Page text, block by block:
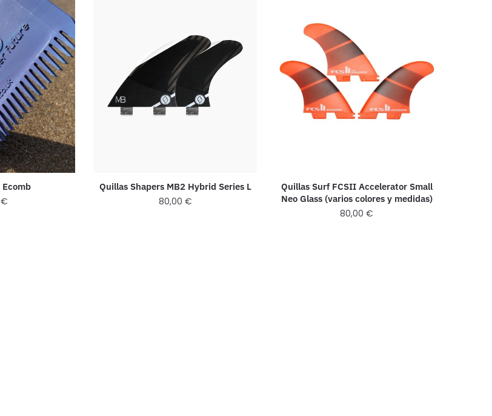
Ecomb
€
Quillas Shapers MB2 Hybrid Series L
80,00 €
Quillas Surf FCSII Accelerator Small
Neo Glass (varios colores y medidas)
80,00€